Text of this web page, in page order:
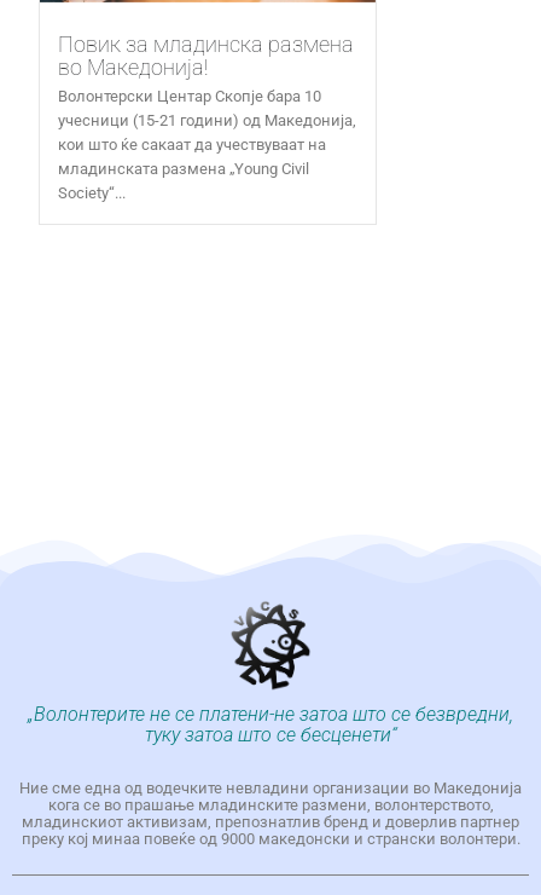
Повик за младинска размена
во Македонија!
Волонтерски Центар Скопје бара 10
учесници (15-21 години) од Македонија,
кои што ќе сакаат да учествуваат на
младинската размена „Young Civil
Society“...
„Волонтерите не се платени-не затоа што се безвредни,
туку затоа што се бесценети“
Ние сме една од водечките невладини организации во Македонија
кога се во прашање младинските размени, волонтерството,
младинскиот активизам, препознатлив бренд и доверлив партнер
преку кој минаа повеќе од 9000 македонски и странски волонтери.